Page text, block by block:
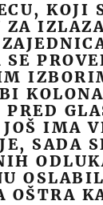
KOJI
ZA
IMA
SADA
OŠTRA